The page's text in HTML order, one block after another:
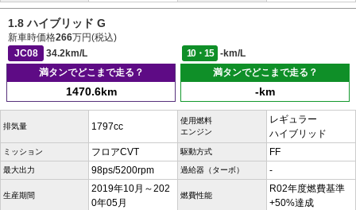
1.8 ハイブリッド G
新車時価格266万円(税込)
JC08
34.2km/L 10・15
-km/L
満タンでどこまで走る？
1470.6km
満タンでどこまで走る？
-km
排気量 1797cc
使用燃料
エンジン
レギュラー
ハイブリッド
ミッション フロアCVT 駆動方式 FF
最大出力 98ps/5200rpm 過給器（ターボ） -
生産期間
2019年10月～202
0年05月
燃費性能
R02年度燃費基準
+50%達成